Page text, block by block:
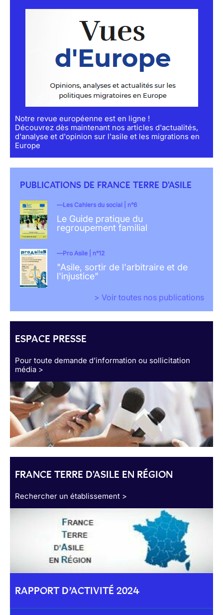
Notre revue européenne est en ligne !
Découvrez dès maintenant nos articles d'actualités,
d'analyse et d'opinion sur l'asile et les migrations en
Europe
PUBLICATIONS DE FRANCE TERRE D'ASILE
Les Cahiers du social | n°6
Le Guide pratique du
regroupement familial
Pro Asile | n°12
"Asile, sortir de l'arbitraire et de
l'injustice"
> Voir toutes nos publications
ESPACE PRESSE
Pour toute demande d’information ou sollicitation
média >
FRANCE TERRE D'ASILE EN RÉGION
Rechercher un établissement >
RAPPORT D’ACTIVITÉ 2024